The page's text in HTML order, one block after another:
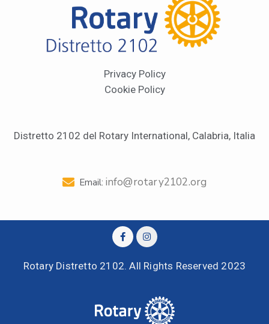
Privacy Policy
Cookie Policy
Distretto 2102 del Rotary International, Calabria, Italia
Email: info@rotary2102.org
Rotary Distretto 2102. All Rights Reserved 2023